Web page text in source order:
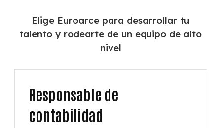
Elige Euroarce para desarrollar tu
talento y rodearte de un equipo de alto
nivel
Responsable de
contabilidad